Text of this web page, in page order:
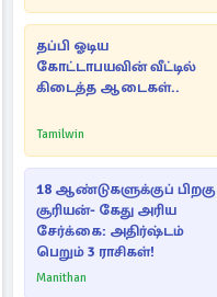
தப்பி ஓடிய
கோட்டாபயவின் வீட்டில்
கிடைத்த ஆடைகள்..
Tamilwin
18 ஆண்டுகளுக்குப் பிறகு
சூரியன்- கேது அரிய
சேர்க்கை: அதிர்ஷ்டம்
பெறும் 3 ராசிகள்!
Manithan